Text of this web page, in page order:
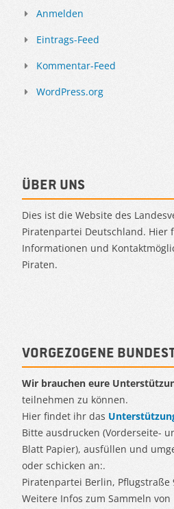
Anmelden
Eintrags-Feed
Kommentar-Feed
WordPress.org
Über uns
Dies ist die Website des
Piratenpartei Deutschland. Hier
Informationen und
Piraten.
Vorgezogene
Wir brauchen eure
teilnehmen zu können.
Hier findet ihr das
Bitte ausdrucken (Vorderseite-
Blatt Papier), ausfüllen und
oder schicken an:.
Piratenpartei Berlin, Pflugstraße
Weitere Infos zum Sammeln von